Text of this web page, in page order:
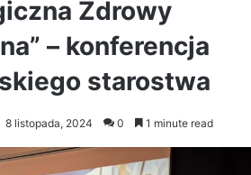
Zdrowy
– konferencja
starostwa
8 listopada, 2024 0 1 minute read